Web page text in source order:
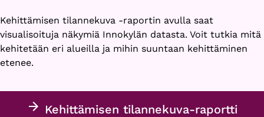
Kehittämisen tilannekuva -raportin avulla saat
visualisoituja näkymiä Innokylän datasta. Voit tutkia mitä
kehitetään eri alueilla ja mihin suuntaan kehittäminen
etenee.
Kehittämisen tilannekuva-raportti